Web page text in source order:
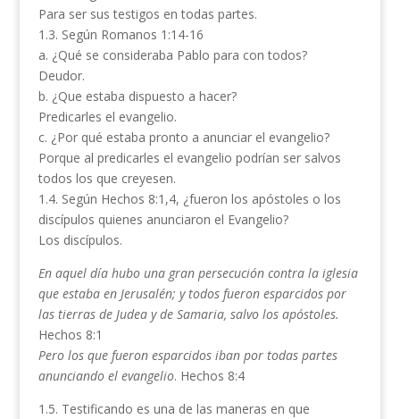
Para ser sus testigos en todas partes.
1.3. Según Romanos 1:14-16
a. ¿Qué se consideraba Pablo para con todos?
Deudor.
b. ¿Que estaba dispuesto a hacer?
Predicarles el evangelio.
c. ¿Por qué estaba pronto a anunciar el evangelio?
Porque al predicarles el evangelio podrían ser salvos
todos los que creyesen.
1.4. Según Hechos 8:1,4, ¿fueron los apóstoles o los
discípulos quienes anunciaron el Evangelio?
Los discípulos.
En aquel día hubo una gran persecución contra la iglesia
que estaba en Jerusalén; y todos fueron esparcidos por
las tierras de Judea y de Samaria, salvo los apóstoles.
Hechos 8:1
Pero los que fueron esparcidos iban por todas partes
anunciando el evangelio. Hechos 8:4
1.5. Testificando es una de las maneras en que